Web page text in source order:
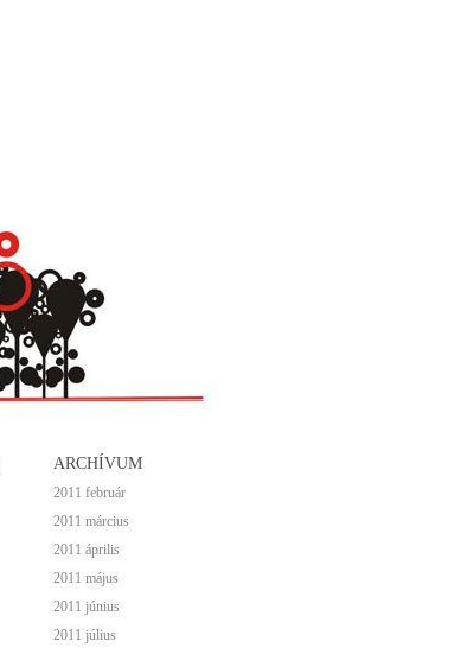
ARCHÍVUM
2011 február
2011 március
2011 április
2011 május
2011 június
2011 július